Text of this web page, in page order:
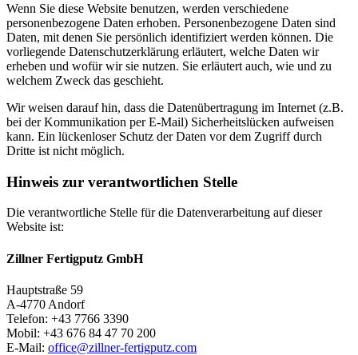
Wenn Sie diese Website benutzen, werden verschiedene
personenbezogene Daten erhoben. Personenbezogene Daten sind
Daten, mit denen Sie persönlich identifiziert werden können. Die
vorliegende Datenschutzerklärung erläutert, welche Daten wir
erheben und wofür wir sie nutzen. Sie erläutert auch, wie und zu
welchem Zweck das geschieht.
Wir weisen darauf hin, dass die Datenübertragung im Internet (z.B.
bei der Kommunikation per E-Mail) Sicherheitslücken aufweisen
kann. Ein lückenloser Schutz der Daten vor dem Zugriff durch
Dritte ist nicht möglich.
Hinweis zur verantwortlichen Stelle
Die verantwortliche Stelle für die Datenverarbeitung auf dieser
Website ist:
Zillner Fertigputz GmbH
Hauptstraße 59
A-4770 Andorf
Telefon: +43 7766 3390
Mobil: +43 676 84 47 70 200
E-Mail: office@zillner-fertigputz.com